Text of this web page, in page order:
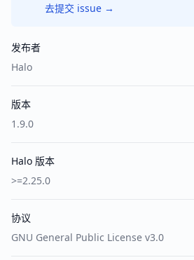
发布者
Halo
版本
1.9.0
Halo 版本
>=2.25.0
协议
GNU General Public License v3.0
去提交 issue →